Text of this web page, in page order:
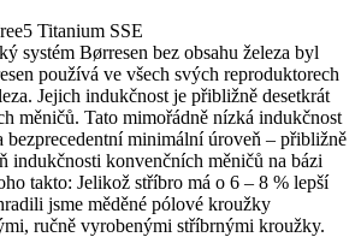
Titanium SSE
systém Børresen bez obsahu železa byl
používá ve všech svých reproduktorech
Jejich indukčnost je přibližně desetkrát
měničů. Tato mimořádně nízká indukčnost
bezprecedentní minimální úroveň – přibližně
indukčnosti konvenčních měničů na bázi
takto: Jelikož stříbro má o 6 – 8 % lepší
jsme měděné pólové kroužky
ručně vyrobenými stříbrnými kroužky.